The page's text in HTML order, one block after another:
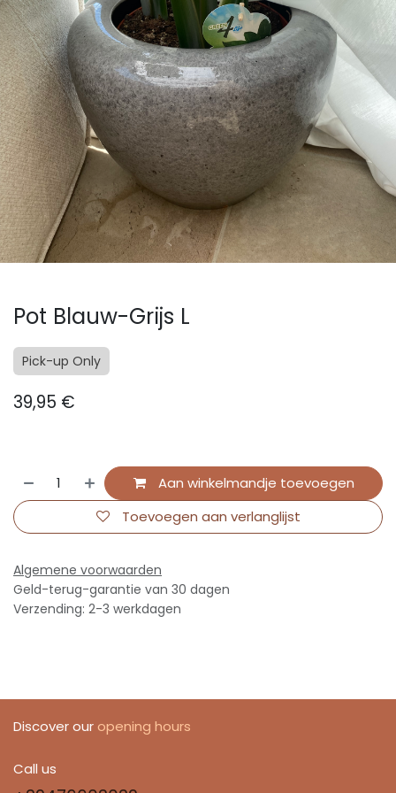
Pot Blauw-Grijs L
Pick-up Only
39,95 €
Aan winkelmandje toevoegen
Toevoegen aan verlanglijst
Algemene voorwaarden
Geld-terug-garantie van 30 dagen
Verzending: 2-3 werkdagen
Discover our opening hours
Call us